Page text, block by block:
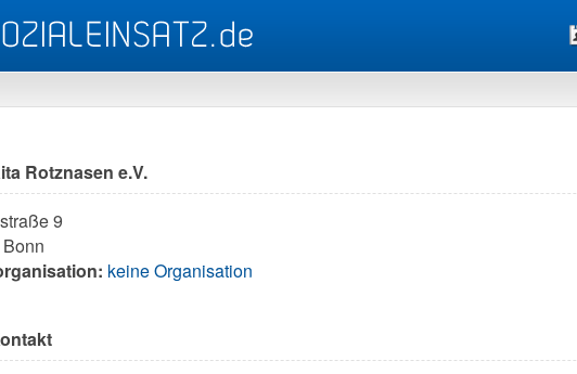
Rotznasen e.V.
9
keine Organisation